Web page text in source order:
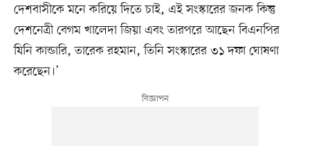
দেশবাসীকে মনে করিয়ে দিতে চাই, এই সংস্কারের জনক কিন্তু
দেশনেত্রী বেগম খালেদা জিয়া এবং তারপরে আছেন বিএনপির
যিনি কান্ডারি, তারেক রহমান, তিনি সংস্কারের ৩১ দফা ঘোষণা
করেছেন।’